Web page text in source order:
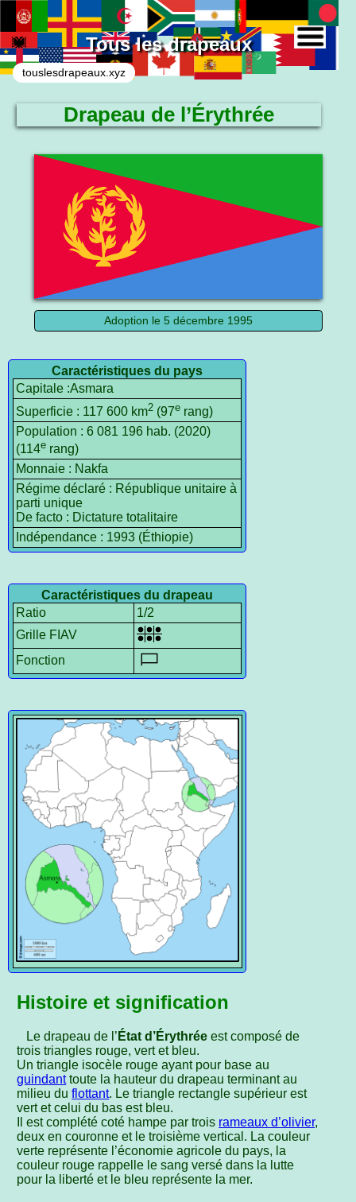
Tous les drapeaux
touslesdrapeaux.xyz
Drapeau de l’Érythrée
Le drapeau national
Adoption le 5 décembre 1995
Caractéristiques du pays
Capitale :Asmara
Superficie : 117 600 km2 (97e rang)
Population : 6 081 196 hab. (2020)
(114e rang)
Monnaie : Nakfa
Régime déclaré : République unitaire à
parti unique
De facto : Dictature totalitaire
Indépendance : 1993 (Éthiopie)
Caractéristiques du drapeau
Ratio
1/2
Grille FIAV
Fonction
Histoire et signification
Le drapeau de l’ État d’Érythréeest composé de
trois triangles rouge, vert et bleu.
Un triangle isocèle rouge ayant pour base au
guindanttoute la hauteur du drapeau terminant au
milieu duflottant. Le triangle rectangle supérieur est
vert et celui du bas est bleu.
Il est complété coté hampe par trois rameaux d’olivier,
deux en couronne et le troisième vertical. La couleur
verte représente l’économie agricole du pays, la
couleur rouge rappelle le sang versé dans la lutte
pour la liberté et le bleu représente la mer.